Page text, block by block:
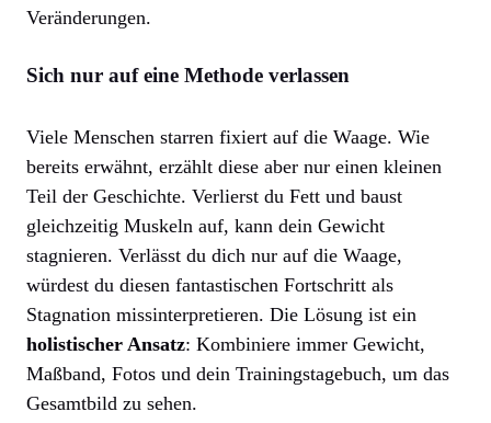
Veränderungen.
Sich nur auf eine Methode verlassen
Viele Menschen starren fixiert auf die Waage. Wie
bereits erwähnt, erzählt diese aber nur einen kleinen
Teil der Geschichte. Verlierst du Fett und baust
gleichzeitig Muskeln auf, kann dein Gewicht
stagnieren. Verlässt du dich nur auf die Waage,
würdest du diesen fantastischen Fortschritt als
Stagnation missinterpretieren. Die Lösung ist ein
holistischer Ansatz: Kombiniere immer Gewicht,
Maßband, Fotos und dein Trainingstagebuch, um das
Gesamtbild zu sehen.